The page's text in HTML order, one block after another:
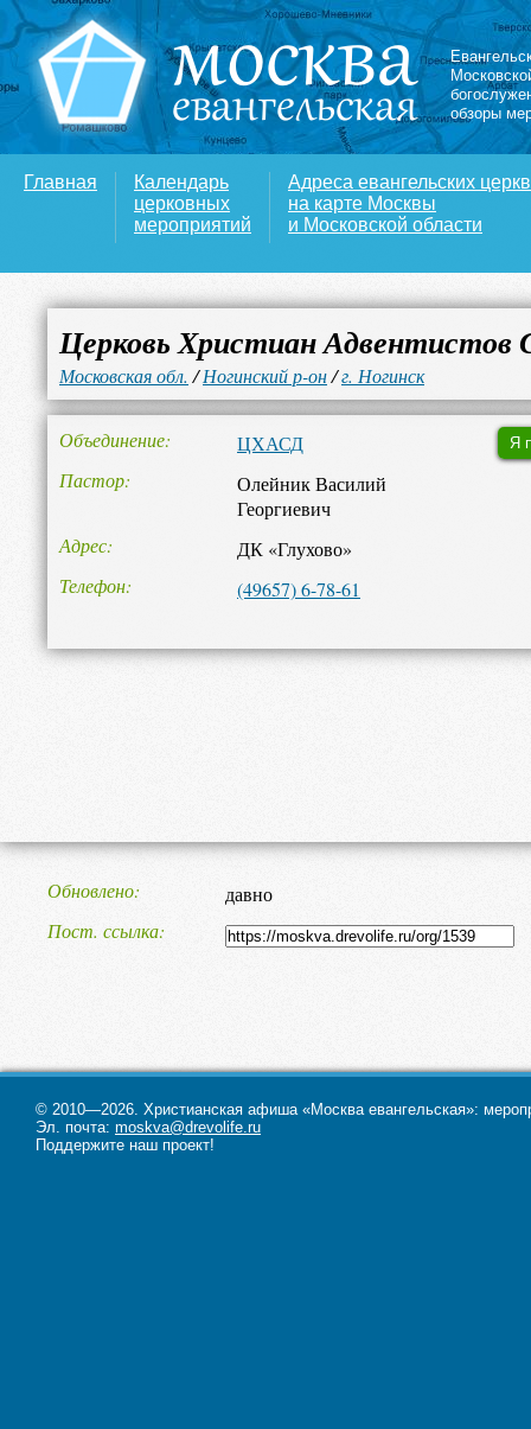
обзоры
Главная
Календарь
церковных
мероприятий
Адреса евангельских
на карте Москвы
и Московской области
Церковь Христиан Адвентистов
Московская обл. /Ногинский р-он/г. Ногинск
Я
Объединение
ЦХАСД
Пастор
Олейник Василий
Георгиевич
Адрес
ДК «Глухово»
Телефон
(49657) 6-78-61
Обновлено
давно
Пост. ссылка
© 2010—2026. Христианская афиша «Москва евангельская»:
Эл. почта: moskva@drevolife.ru
Поддержите наш проект!